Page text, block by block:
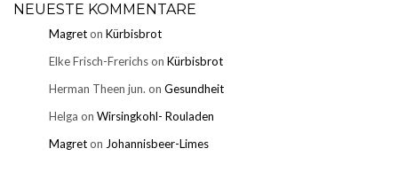
NEUESTE KOMMENTARE
Magreton Kürbisbrot
Elke Frisch-Frerichson Kürbisbrot
Herman Theen jun. on Gesundheit
Helga on Wirsingkohl- Rouladen
Magreton Johannisbeer-Limes